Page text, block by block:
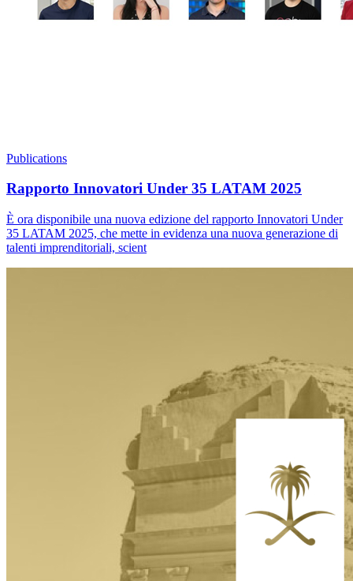
Publications
Rapporto Innovatori Under 35 LATAM 2025
È ora disponibile una nuova edizione del rapporto Innovatori Under
35 LATAM 2025, che mette in evidenza una nuova generazione di
talenti imprenditoriali, scient